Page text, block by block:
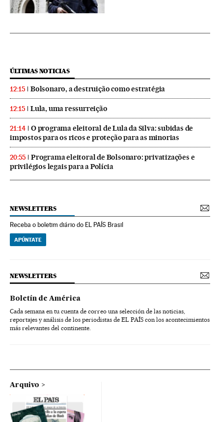
ÚLTIMAS NOTICIAS
12:15 Bolsonaro, a destruição como estratégia
12:15 Lula, uma ressurreição
21:14
O programa eleitoral de Lula da Silva: subidas de
impostos para os ricos e proteção para as minorias
20:55
Programa eleitoral de Bolsonaro: privatizações e
privilégios legais para a Polícia
NEWSLETTERS
Receba o boletim diário do EL PAÍS Brasil
APÚNTATE
NEWSLETTERS
Boletín de América
Cada semana en tu cuenta de correo una selección de las noticias,
reportajes y análisis de los periodistas de EL PAÍS con los acontecimientos
más relevantes del continente.
Arquivo